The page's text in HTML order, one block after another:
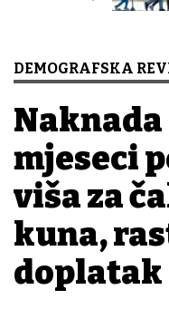
DEMOGRAFSKA
mjeseci
viša za
kuna,
doplatak